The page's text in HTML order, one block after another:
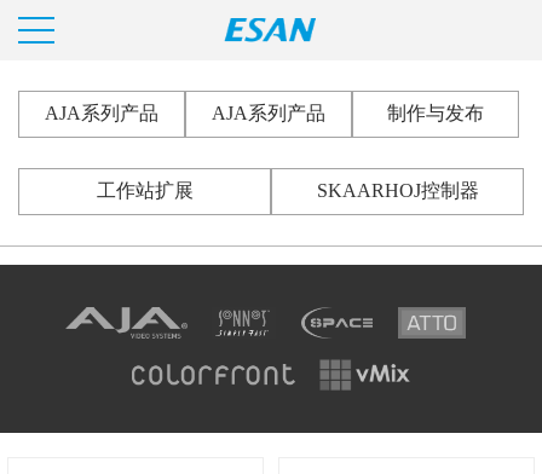
AJA系列产品 AJA系列产品 制作与发布
工作站扩展 SKAARHOJ控制器